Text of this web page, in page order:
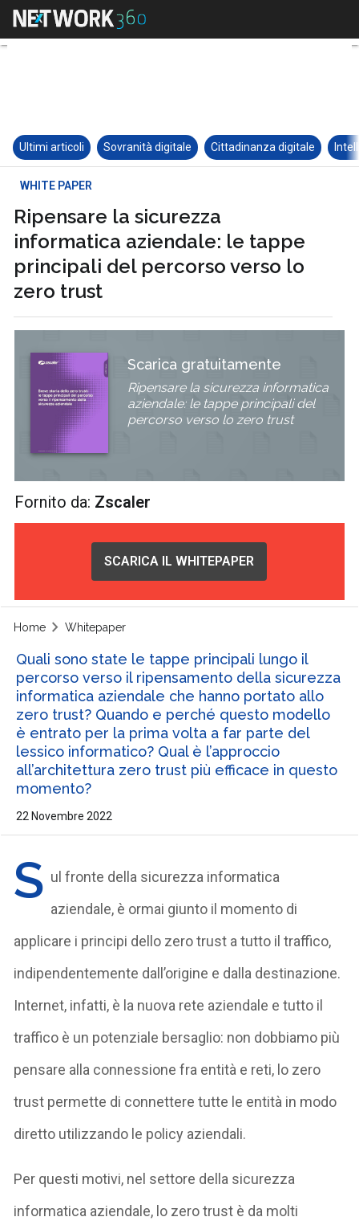
Ultimi articoli Sovranità digitale Cittadinanza digitale
WHITE PAPER
Ripensare la sicurezza
informatica aziendale: le tappe
principali del percorso verso lo
zero trust
Scarica gratuitamente
Ripensare la sicurezza informatica
aziendale: le tappe principali del
percorso verso lo zero trust
Fornito da: Zscaler
SCARICA IL WHITEPAPER
Home Whitepaper
Quali sono state le tappe principali lungo il
percorso verso il ripensamento della sicurezza
informatica aziendale che hanno portato allo
zero trust? Quando e perché questo modello
è entrato per la prima volta a far parte del
lessico informatico? Qual è l’approccio
all’architettura zero trust più efficace in questo
momento?
22 Novembre 2022
S ul fronte della sicurezza informatica
aziendale, è ormai giunto il momento di
applicare i principi dello zero trust a tutto il traffico,
indipendentemente dall’origine e dalla destinazione.
Internet, infatti, è la nuova rete aziendale e tutto il
traffico è un potenziale bersaglio: non dobbiamo più
pensare alla connessione fra entità e reti, lo zero
trust permette di connettere tutte le entità in modo
diretto utilizzando le policy aziendali.
Per questi motivi, nel settore della sicurezza
informatica aziendale, lo zero trust è da molti